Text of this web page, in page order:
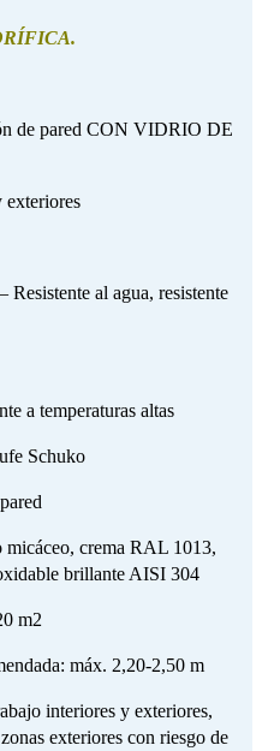
de pared CON VIDRIO DE
exteriores
Resistente al agua, resistente
a temperaturas altas
Schuko
micáceo, crema RAL 1013,
brillante AISI 304
m2
máx. 2,20-2,50 m
interiores y exteriores,
exteriores con riesgo de